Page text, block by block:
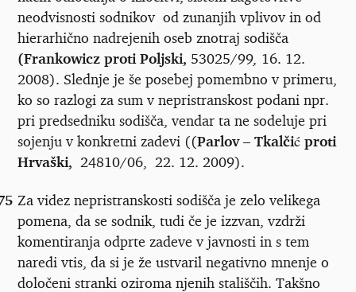
neodvisnosti sodnikov od zunanjih vplivov in od
hierarhično nadrejenih oseb znotraj sodišča
(Frankowicz proti Poljski, 53025/99 16. 12.
2008). Slednje je še posebej pomembno v primeru,
ko so razlogi za sum v nepristranskost podani npr.
pri predsedniku sodišča, vendar ta ne sodeluje pri
sojenju v konkretni zadevi ((Parlov – Tkalčić proti
Hrvaški, 24810/06, 22. 12. 2009).
Za videz nepristranskosti sodišča je zelo velikega
pomena, da se sodnik, tudi če je izzvan, vzdrži
komentiranja odprte zadeve v javnosti in s tem
naredi vtis, da si je že ustvaril negativno mnenje o
določeni stranki oziroma njenih stališčih. Takšno